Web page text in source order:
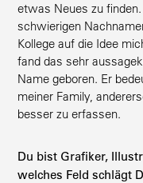
etwas Neues zu
schwie­rigen
Kollege auf die Idee
fand das sehr
Name geboren. Er
meiner Family,
besser zu erfassen.
Du bist Grafiker,
welches Feld schlägt